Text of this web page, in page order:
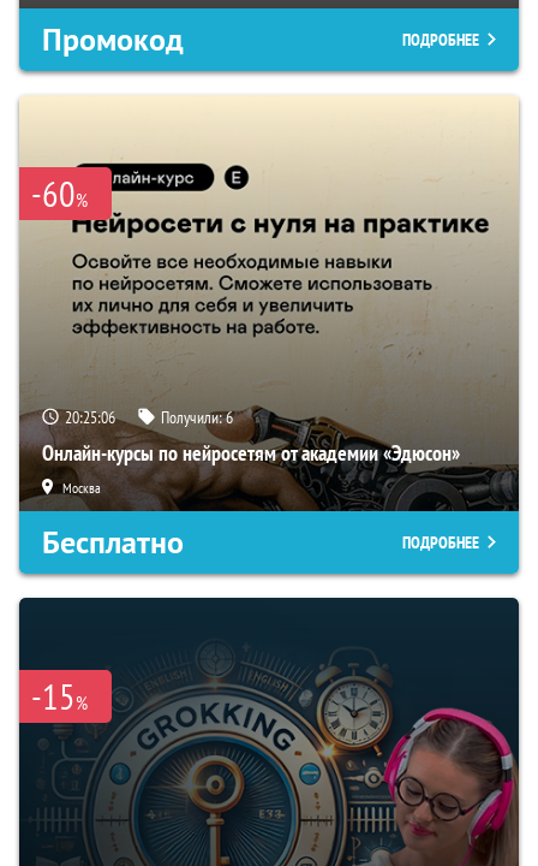
Промокод ПОДРОБНЕЕ
-60%
20:25:05 Получили:6
Онлайн-курсы по нейросетям от академии «Эдюсон»
Москва
Бесплатно ПОДРОБНЕЕ
-15%